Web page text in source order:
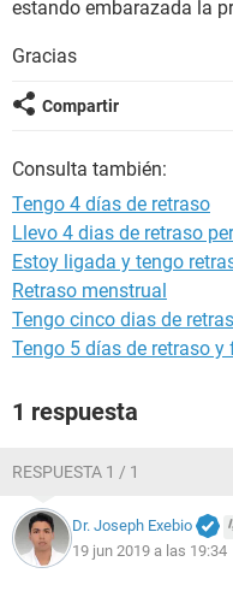
estando embarazada la
Gracias
Compartir
Consulta también:
Tengo 4 días de retraso
Llevo 4 dias de retraso
Estoy ligada y tengo
Retraso menstrual
Tengo cinco dias de
Tengo 5 días de retraso
1 respuesta
RESPUESTA 1 / 1
Dr. Joseph Exebio
19 jun 2019 a las 19:34